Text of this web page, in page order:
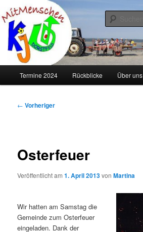
Zum
primären
Inhalt
springenKJG Dorstfeld
Termine 2024 Rückblicke Über uns
Beitragsnavigation
← Vorheriger
Osterfeuer
Veröffentlicht am1. April 2013vonMartina
Wir hatten am Samstag die
Gemeinde zum Osterfeuer
eingeladen. Dank der